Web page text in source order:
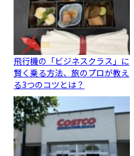
飛行機の「ビジネスクラス」に
賢く乗る方法、旅のプロが教え
る3つのコツとは？